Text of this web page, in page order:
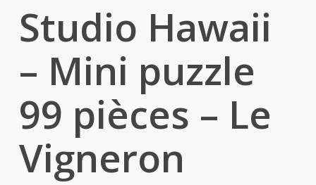
Studio Hawaii
– Mini puzzle
99 pièces – Le
Vigneron